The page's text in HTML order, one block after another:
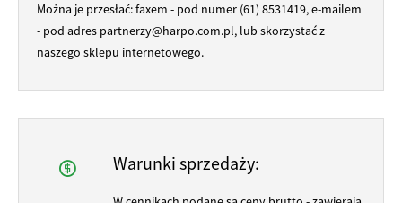
Można je przesłać: faxem - pod numer (61) 8531419, e-mailem
- pod adres partnerzy@harpo.com.pl, lub skorzystać z
naszego sklepu internetowego.
Warunki sprzedaży: